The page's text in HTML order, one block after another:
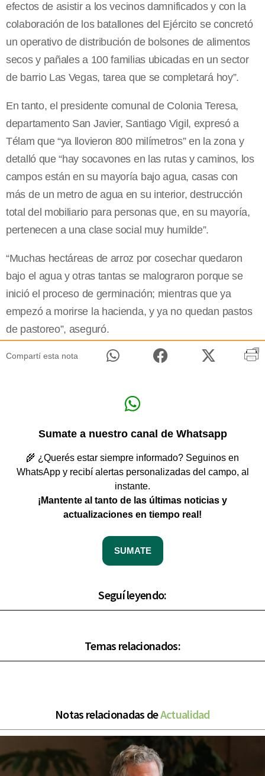
efectos de asistir a los vecinos damnificados y con la
colaboración de los batallones del Ejército se concretó
un operativo de distribución de bolsones de alimentos
secos y pañales a 100 familias ubicadas en un sector
de barrio Las Vegas, tarea que se completará hoy”.
En tanto, el presidente comunal de Colonia Teresa,
departamento San Javier, Santiago Vigil, expresó a
Télam que “ya llovieron 800 milímetros” en la zona y
detalló que “hay socavones en las rutas y caminos, los
campos están en su mayoría bajo agua, casas con
más de un metro de agua en su interior, destrucción
total del mobiliario para personas que, en su mayoría,
pertenecen a una clase social muy humilde”.
“Muchas hectáreas de arroz por cosechar quedaron
bajo el agua y otras tantas se malograron porque se
inició el proceso de germinación; mientras que ya
empezó a morirse la hacienda, y ya no quedan pastos
de pastoreo”, aseguró.
Compartí esta nota
Sumate a nuestro canal de Whatsapp
🌾 ¿Querés estar siempre informado? Seguinos en
WhatsApp y recibí alertas personalizadas del campo, al
instante.
¡Mantente al tanto de las últimas noticias y
actualizaciones en tiempo real!
SUMATE
Seguí leyendo:
Temas relacionados:
Notas relacionadas deActualidad